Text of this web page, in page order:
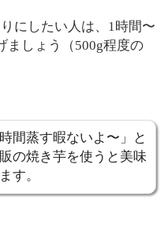
にしたい人は、1時間〜
ましょう（500g程度の
間蒸す暇ないよ〜」と
の焼き芋を使うと美味
す。